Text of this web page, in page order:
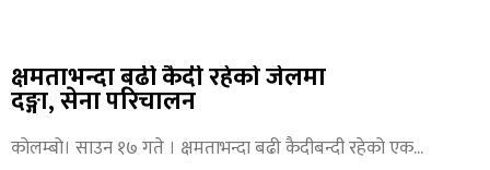
क्षमताभन्दा बढी कैदी रहेको जेलमा
दङ्गा, सेना परिचालन
कोलम्बो। साउन १७ गते । क्षमताभन्दा बढी कैदीबन्दी रहेको एक